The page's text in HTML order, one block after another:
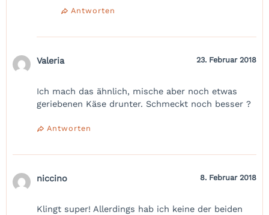
Antworten
Valeria 23. Februar 2018
Ich mach das ähnlich, mische aber noch etwas
geriebenen Käse drunter. Schmeckt noch besser ?
Antworten
niccino 8. Februar 2018
Klingt super! Allerdings hab ich keine der beiden